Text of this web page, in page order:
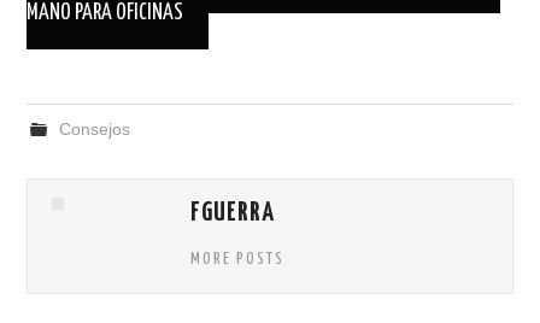
MANO PARA OFICINAS
Consejos
FGUERRA
MORE POSTS